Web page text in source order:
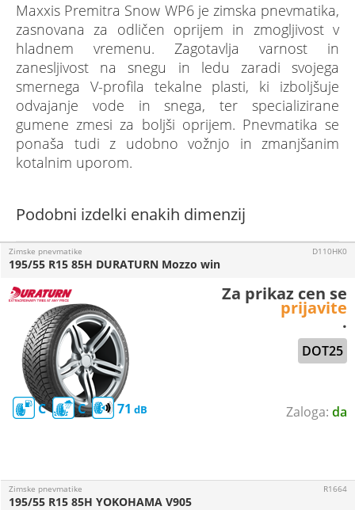
Maxxis Premitra Snow WP6 je zimska pnevmatika,
zasnovana za odličen oprijem in zmogljivost v
hladnem vremenu. Zagotavlja varnost in
zanesljivost na snegu in ledu zaradi svojega
smernega V-profila tekalne plasti, ki izboljšuje
odvajanje vode in snega, ter specializirane
gumene zmesi za boljši oprijem. Pnevmatika se
ponaša tudi z udobno vožnjo in zmanjšanim
kotalnim uporom.
Podobni izdelki enakih dimenzij
da
Zimske pnevmatike
C C 71
DOT25
195/55 R15 85H DURATURN Mozzo win
D110HK0
Za prikaz cen se
prijavite
.
Zimske pnevmatike
195/55 R15 85H YOKOHAMA V905
R1664